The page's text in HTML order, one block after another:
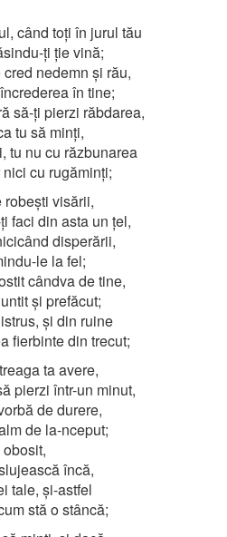
când toți în jurul tău
ți ție vină;
nedemn și rău,
în tine;
să-ți pierzi răbdarea,
tu să minți,
tu nu cu răzbunarea
cu rugăminți;
robești visării,
faci din asta un țel,
disperării,
le la fel;
cândva de tine,
și prefăcut;
și din ruine
fierbinte din trecut;
ta avere,
pierzi într-un minut,
de durere,
de la-nceput;
încă,
tale, și-astfel
stă o stâncă;